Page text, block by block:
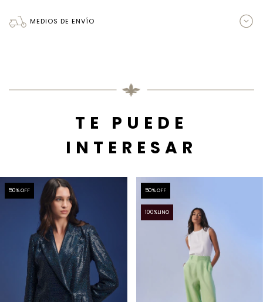
MEDIOS DE ENVÍO
TE PUEDE
INTERESAR
50% OFF 50% OFF
100%LINO